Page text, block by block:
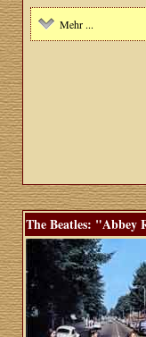
Mehr ...
The Beatles: "Abbey